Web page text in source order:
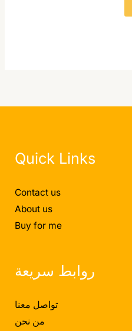
Quick Links
Contact us
About us
Buy for me
روابط سريعة
تواصل معنا
من نحن